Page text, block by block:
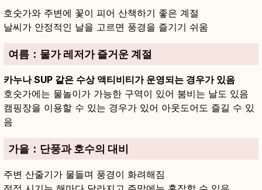
호숫가와 주변에 꽃이 피어 산책하기 좋은 계절
날씨가 안정적인 날을 고르면 풍경을 즐기기 쉬움
여름 ：물가 레저가 즐거운 계절
카누나 SUP 같은 수상 액티비티가 운영되는 경우가 있음
호숫가에는 물놀이가 가능한 구역이 있어 붐비는 날도 있음
캠핑장을 이용할 수 있는 경우가 있어 아웃도어도 즐길 수 있
음
가을 ：단풍과 호수의 대비
주변 산줄기가 물들며 풍경이 화려해짐